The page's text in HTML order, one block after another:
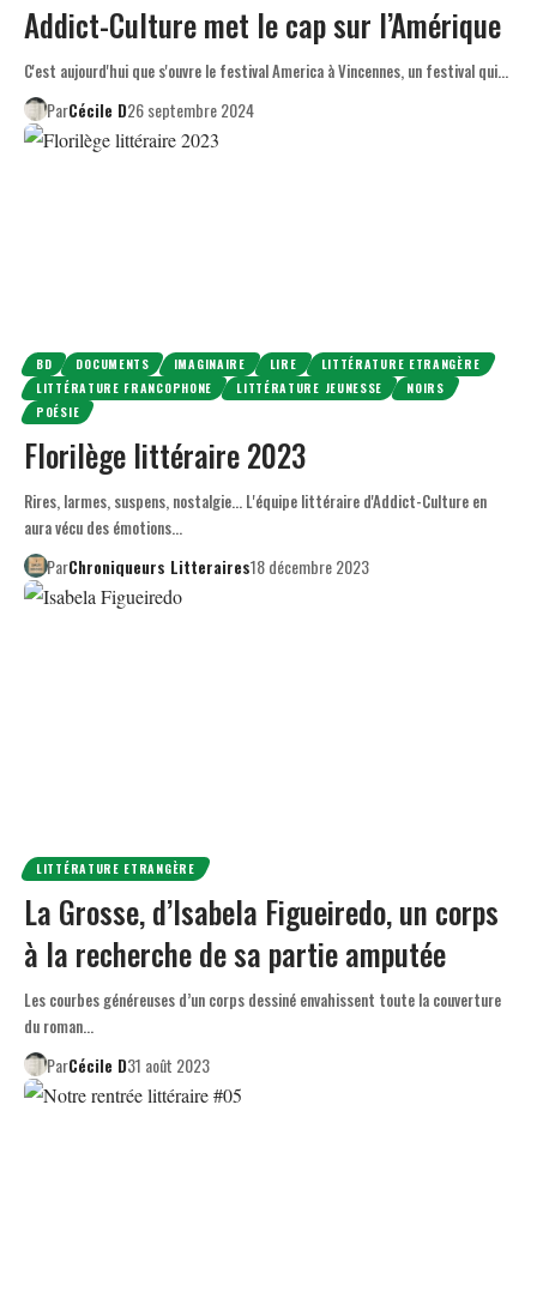
Addict-Culture met le cap sur l’Amérique
C'est aujourd'hui que s'ouvre le festival America à Vincennes, un festival qui…
ParCécile D26 septembre 2024
BD DOCUMENTS IMAGINAIRE LIRE
LITTÉRATURE ETRANGÈRE
LITTÉRATURE FRANCOPHONE
LITTÉRATURE JEUNESSE
NOIRS
POÉSIE
Florilège littéraire 2023
Rires, larmes, suspens, nostalgie… L'équipe littéraire d'Addict-Culture en
aura vécu des émotions…
ParChroniqueurs Litteraires18 décembre 2023
LITTÉRATURE ETRANGÈRE
La Grosse, d’Isabela Figueiredo, un corps
à la recherche de sa partie amputée
Les courbes généreuses d’un corps dessiné envahissent toute la couverture
du roman…
ParCécile D31 août 2023